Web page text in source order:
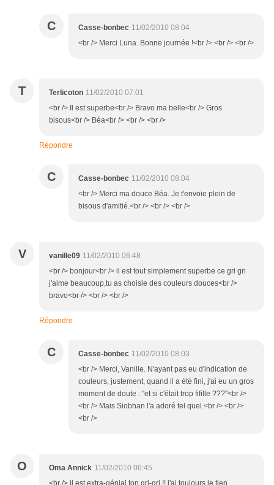
C Casse-bonbec 11/02/2010 08:04
<br /> Merci Luna. Bonne journée !<br /> <br /> <br />
T Terlicoton 11/02/2010 07:01
<br /> Il est superbe<br /> Bravo ma belle<br /> Gros
bisous<br /> Béa<br /> <br /> <br />
Répondre
C Casse-bonbec 11/02/2010 08:04
<br /> Merci ma douce Béa. Je t'envoie plein de
bisous d'amitié.<br /> <br /> <br />
V vanille09 11/02/2010 06:48
<br /> bonjour<br /> il est tout simplement superbe ce gri gri
j'aime beaucoup,tu as choisie des couleurs douces<br />
bravo<br /> <br /> <br />
Répondre
C Casse-bonbec 11/02/2010 08:03
<br /> Merci, Vanille. N'ayant pas eu d'indication de
couleurs, justement, quand il a été fini, j'ai eu un gros
moment de doute : "et si c'était trop fifille ???"<br />
<br /> Mais Siobhan l'a adoré tel quel.<br /> <br />
<br />
O Oma Annick 11/02/2010 06:45
<br /> il est extra-génial ton gri-gri !! j'ai toujours le tien